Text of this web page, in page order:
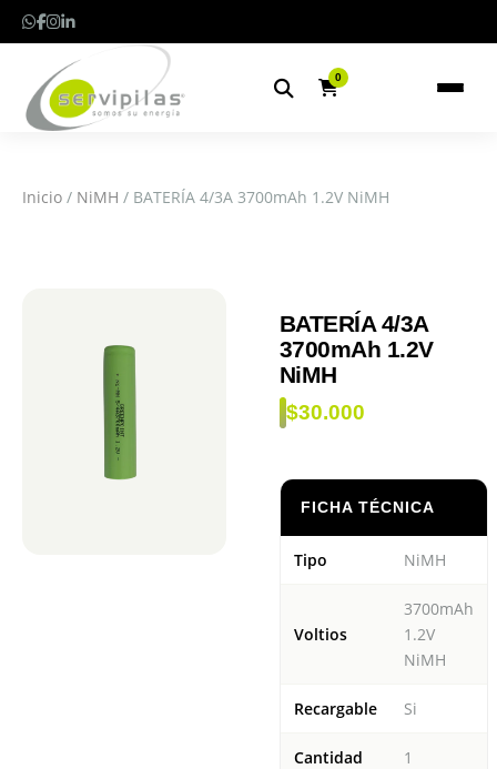
0
Inicio / NiMH / BATERÍA 4/3A 3700mAh 1.2V NiMH
BATERÍA 4/3A
3700mAh 1.2V
NiMH
$30.000
FICHA TÉCNICA
Tipo NiMH
Voltios
3700mAh
1.2V
NiMH
Recargable Si
Cantidad 1